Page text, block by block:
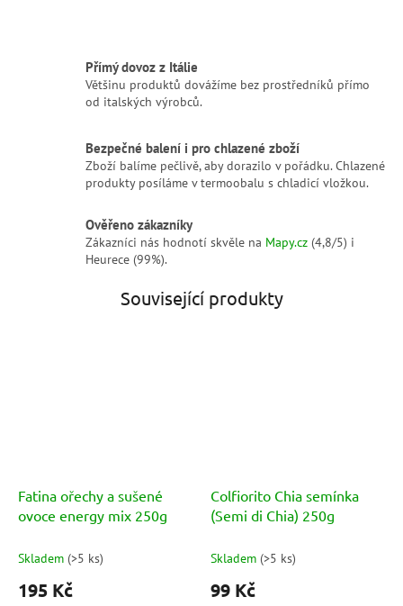
Přímý dovoz z Itálie
Většinu produktů dovážíme bez prostředníků přímo
od italských výrobců.
Bezpečné balení i pro chlazené zboží
Zboží balíme pečlivě, aby dorazilo v pořádku. Chlazené
produkty posíláme v termoobalu s chladicí vložkou.
Ověřeno zákazníky
Zákazníci nás hodnotí skvěle na Mapy.cz (4,8/5) i
Heurece (99%).
Související produkty
Fatina ořechy a sušené
ovoce energy mix 250g
Skladem (>5 ks)
195 Kč
Colfiorito Chia semínka
(Semi di Chia) 250g
Skladem (>5 ks)
99 Kč